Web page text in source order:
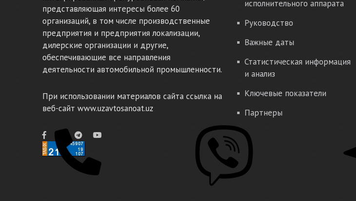
представляющая интересы более 60
организаций, в том числе производственные
предприятия и предприятия локализации,
дилерские организации и другие,
обеспечивающие все направления
деятельности автомобильной промышленности.
При использовании материалов сайта ссылка на
веб-сайт www.uzavtosanoat.uz
исполнительного аппарата
Руководство
Важные даты
Статистическая информация
и анализ
Ключевые показатели
Партнеры